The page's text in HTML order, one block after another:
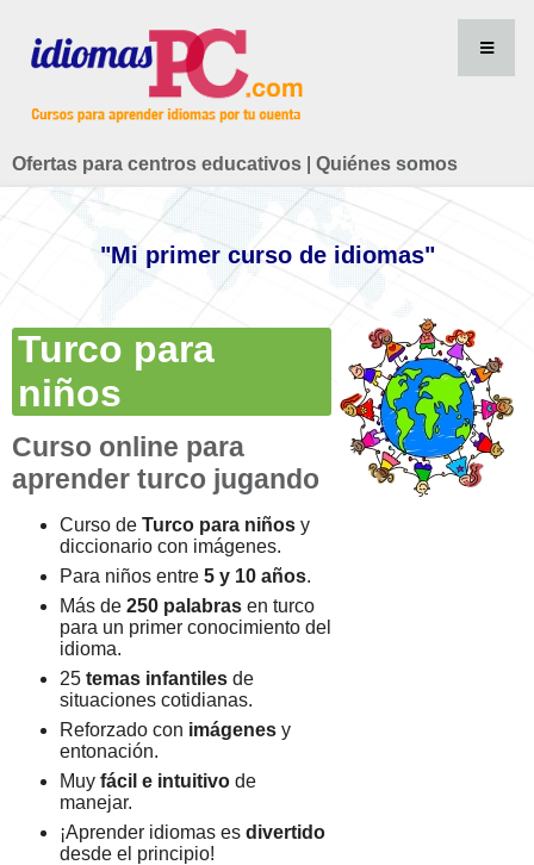
Ofertas para centros educativos Quiénes somos
"Mi primer curso de idiomas"
Turco para
niños
Curso online para
aprender turco jugando
Curso de Turco para niños y
diccionario con imágenes.
Para niños entre 5 y 10 años.
Más de 250 palabras en turco
para un primer conocimiento del
idioma.
25 temas infantiles de
situaciones cotidianas.
Reforzado con imágenes y
entonación.
Muy fácil e intuitivo de
manejar.
¡Aprender idiomas es divertido
desde el principio!